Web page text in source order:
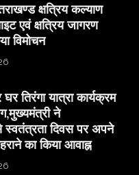
क्षत्रिय कल्याण
एवं क्षत्रिय जागरण
विमोचन
तिरंगा यात्रा कार्यक्रम
ने
स्वतंत्रता दिवस पर अपने
का किया आवाह्न